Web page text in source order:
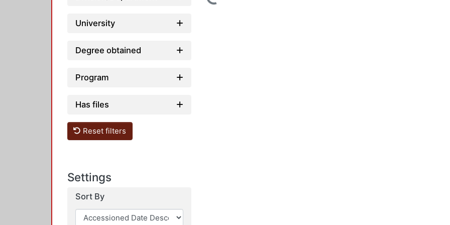
University
Degree obtained
Program
Has files
Reset filters
Settings
Sort By